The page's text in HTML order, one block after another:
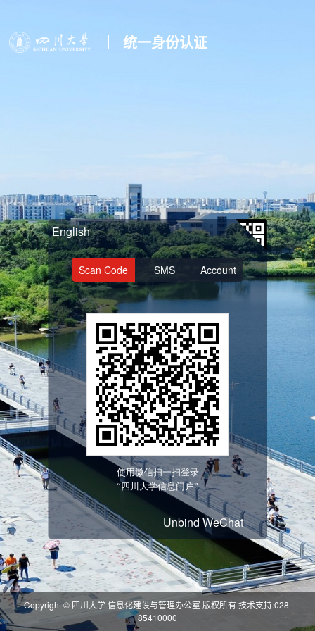
统一身份认证
English
Scan Code SMS Account
Unbind WeChat
Copyright © 四川大学 信息化建设与管理办公室 版权所有 技术支持:028-
85410000